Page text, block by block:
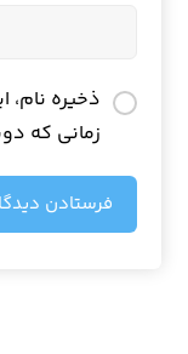
ذخیره نام،
زمانی که
فرستادن